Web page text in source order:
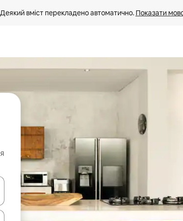
Деякий вміст перекладено автоматично. Показати
сторінкою клавіші зі стрілками вгору та